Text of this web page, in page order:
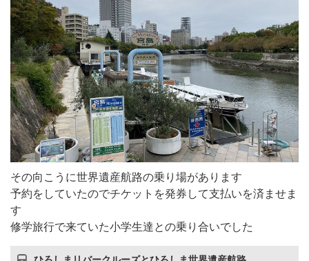
その向こうに世界遺産航路の乗り場があります
予約をしていたのでチケットを発券して支払いを済ませま
す
修学旅行で来ていた小学生達との乗り合いでした